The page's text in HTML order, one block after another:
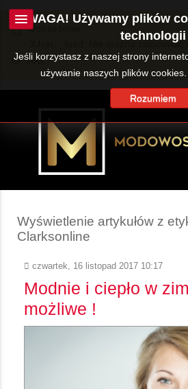
Ostrzeżenie
JUser::_load: Nie można załadować
ID: 360.
Wyświetlenie artykułów z
Clarksonline
czwartek, 16 listopad 2017 10:17
Modnie i ciepło w
możliwe !
UWAGA! Używamy plików
technologii
Jeśli korzystasz z naszej strony
używanie naszych plików cookies.
Rozumiem